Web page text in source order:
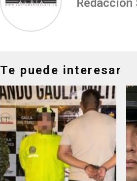
Redacción
Te puede interesar